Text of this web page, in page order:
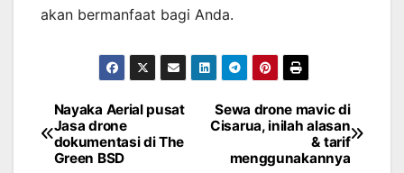
akan bermanfaat bagi Anda.
Post
navigation
Sewa drone mavic di
Cisarua, inilah alasan
& tarif
menggunakannya
Nayaka Aerial pusat
Jasa drone
dokumentasi di The
Green BSD